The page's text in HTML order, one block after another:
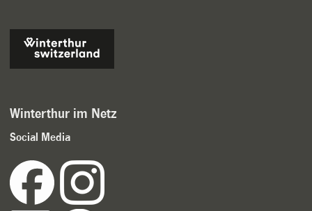
Winterthur im Netz
Social Media